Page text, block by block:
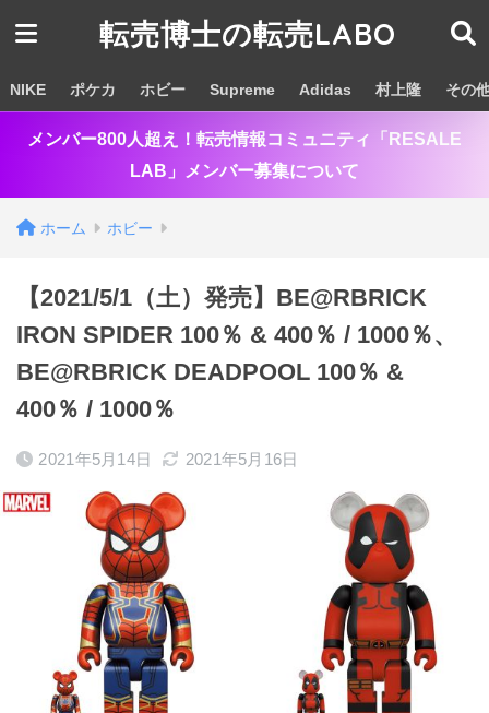
転売博士の転売LABO
NIKE ポケカ ホビー Supreme Adidas 村上隆 その
メンバー800人超え！転売情報コミュニティ「RESALE
LAB」メンバー募集について
ホーム ホビー
【2021/5/1（土）発売】BE@RBRICK
IRON SPIDER 100％ & 400％ / 1000％、
BE@RBRICK DEADPOOL 100％ &
400％ / 1000％
2021年5月14日 2021年5月16日